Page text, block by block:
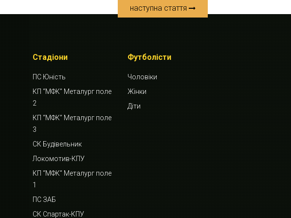
наступна стаття
Стадіони
ПС Юність
КП “МФК” Металург поле
2
КП “МФК” Металург поле
3
СК Будівельник
Локомотив-КПУ
КП “МФК” Металург поле
1
ПС ЗАБ
СК Спартак-КПУ
Футболісти
Чоловіки
Жінки
Діти